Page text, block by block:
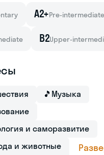
A2+Pre-intermediate
B2Upper-
🎵 Музыка
и саморазвитие
и животные